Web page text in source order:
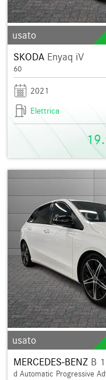
usato
SKODA Enyaq iV
60
2021
Elettrica
usato
MERCEDES-BENZ B
d Automatic Progressive